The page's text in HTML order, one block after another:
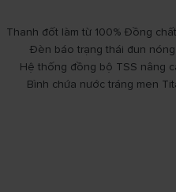
Thanh đốt làm từ 100% Đồng
Đèn báo trạng thái đun
Hệ thống đồng bộ TSS nâng
Bình chứa nước tráng men